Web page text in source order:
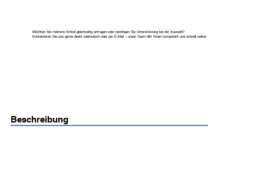
Möchten Sie mehrere Artikel gleichzeitig anfragen oder benötigen Sie Unterstützung bei der Auswahl?
Kontaktieren Sie uns gerne direkt telefonisch oder per E-Mail – unser Team hilft Ihnen kompetent und schnell weiter.
Beschreibung